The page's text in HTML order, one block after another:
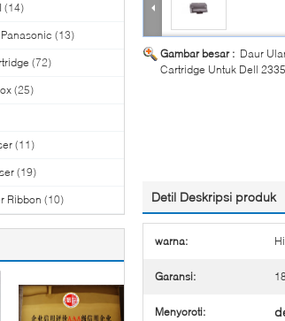
(14)
(13)
(72)
(25)
(11)
(19)
Ribbon (10)
Gambar besar : Daur
Cartridge Untuk Dell
Detil Deskripsi produk
warna:
Garansi:
Menyoroti: